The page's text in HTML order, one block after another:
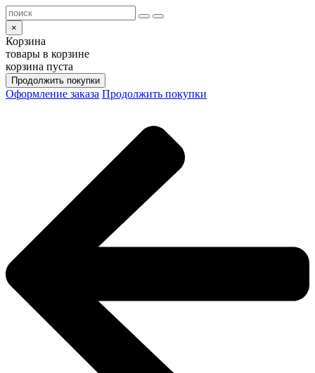
×
Корзина
товары в корзине
корзина пуста
Продолжить покупки
Оформление заказа Продолжить покупки